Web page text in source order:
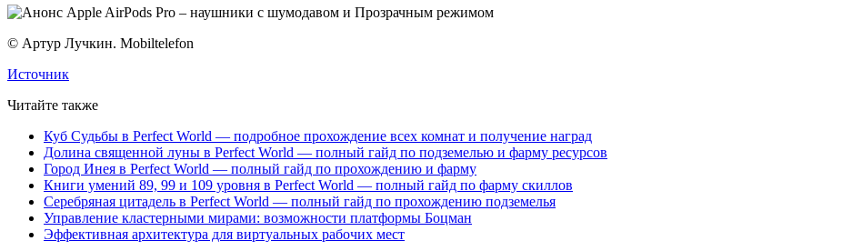
© Артур Лучкин. Mobiltelefon
Источник
Читайте также
Куб Судьбы в Perfect World — подробное прохождение всех комнат и получение наград
Долина священной луны в Perfect World — полный гайд по подземелью и фарму ресурсов
Город Инея в Perfect World — полный гайд по прохождению и фарму
Книги умений 89, 99 и 109 уровня в Perfect World — полный гайд по фарму скиллов
Серебряная цитадель в Perfect World — полный гайд по прохождению подземелья
Управление кластерными мирами: возможности платформы Боцман
Эффективная архитектура для виртуальных рабочих мест